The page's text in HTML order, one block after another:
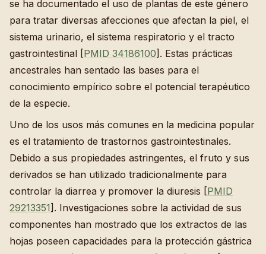
se ha documentado el uso de plantas de este género
para tratar diversas afecciones que afectan la piel, el
sistema urinario, el sistema respiratorio y el tracto
gastrointestinal [PMID 34186100]. Estas prácticas
ancestrales han sentado las bases para el
conocimiento empírico sobre el potencial terapéutico
de la especie.
Uno de los usos más comunes en la medicina popular
es el tratamiento de trastornos gastrointestinales.
Debido a sus propiedades astringentes, el fruto y sus
derivados se han utilizado tradicionalmente para
controlar la diarrea y promover la diuresis [PMID
29213351]. Investigaciones sobre la actividad de sus
componentes han mostrado que los extractos de las
hojas poseen capacidades para la protección gástrica